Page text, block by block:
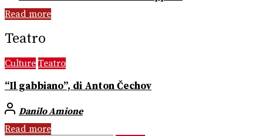
Read more
Teatro
Culture Teatro
“Il gabbiano”, di Anton Čechov
Danilo Amione
Read more